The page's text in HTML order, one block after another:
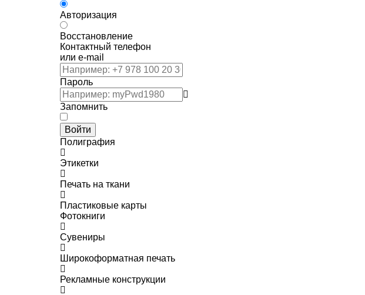
Авторизация
Восстановление
Контактный телефон
или e-mail
Пароль
Запомнить
Войти
Полиграфия
Этикетки
Печать на ткани
Пластиковые карты
Фотокниги
Сувениры
Широкоформатная печать
Рекламные конструкции